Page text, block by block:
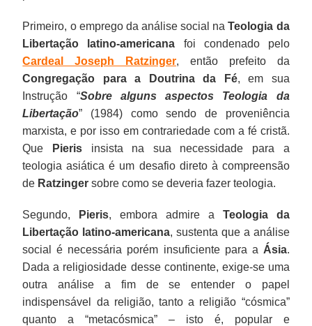
Primeiro, o emprego da análise social naTeologia da
Libertação latino-americana foi condenado pelo
Cardeal Joseph Ratzinger, então prefeito da
Congregação para a Doutrina da Fé, em sua
Instrução “Sobre alguns aspectos Teologia da
Libertação” (1984) como sendo de proveniência
marxista, e por isso em contrariedade com a fé cristã.
Que
Pieris insista na sua necessidade para a
teologia asiática é um desafio direto à compreensão
de Ratzinger sobre como se deveria fazer teologia.
Segundo, Pieris, embora admire a Teologia da
Libertação latino-americana, sustenta que a análise
social é necessária porém insuficiente para a Ásia.
Dada a religiosidade desse continente, exige-se uma
outra análise a fim de se entender o papel
indispensável da religião, tanto a religião “cósmica”
quanto a “metacósmica” – isto é, popular e